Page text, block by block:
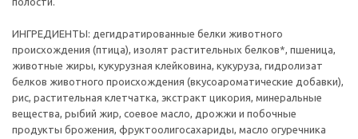
ИНГРЕДИЕНТЫ: дегидратированные белки животного
происхождения (птица), изолят растительных белков*, пшеница,
животные жиры, кукурузная клейковина, кукуруза, гидролизат
белков животного происхождения (вкусоароматические добавки),
рис, растительная клетчатка, экстракт цикория, минеральные
вещества, рыбий жир, соевое масло, дрожжи и побочные
продукты брожения, фруктоолигосахариды, масло огуречника